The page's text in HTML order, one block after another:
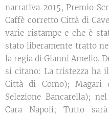
narrativa 2015, Premio
Caffè corretto Città di
varie ristampe e che è
stato liberamente tratto
la regia di Gianni Amelio.
si citano: La tristezza ha
Città di Como); Magari
Selezione Bancarella);
Cara Napoli; Tutto